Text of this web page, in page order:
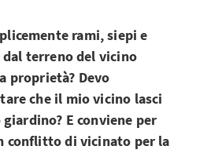
rami, siepi e
terreno del vicino
proprietà? Devo
che il mio vicino lasci
E conviene per
conflitto di vicinato per la